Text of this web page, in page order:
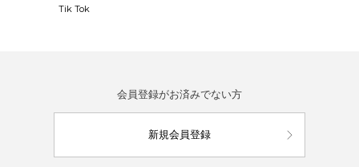
Tik Tok
会員登録がお済みでない方
新規会員登録